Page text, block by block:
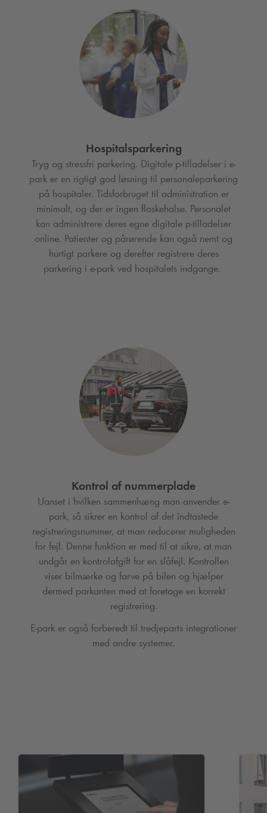
Hospitalsparkering
Tryg og stressfri parkering. Digitale p-tilladelser i e-
park er en rigtigt god løsning til personaleparkering
på hospitaler. Tidsforbruget til administration er
minimalt, og der er ingen flaskehalse. Personalet
kan administrere deres egne digitale p-tilladelser
online. Patienter og pårørende kan også nemt og
hurtigt parkere og derefter registrere deres
parkering i e-park ved hospitalets indgange.
Kontrol af nummerplade
Uanset i hvilken sammenhæng man anvender e-
park, så sikrer en kontrol af det indtastede
registreringsnummer, at man reducerer muligheden
for fejl. Denne funktion er med til at sikre, at man
undgår en kontrolafgift for en slåfejl. Kontrollen
viser bilmærke og farve på bilen og hjælper
dermed parkanten med at foretage en korrekt
registrering.
E-park er også forberedt til tredjeparts integrationer
med andre systemer.